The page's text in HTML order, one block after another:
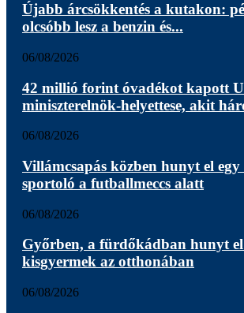
Újabb árcsökkentés a kutakon:
olcsóbb lesz a benzin és...
06/08/2026
42 millió forint óvadékot kapott
miniszterelnök-helyettese, akit
06/08/2026
Villámcsapás közben hunyt el
sportoló a futballmeccs alatt
06/08/2026
Győrben, a fürdőkádban hunyt
kisgyermek az otthonában
06/08/2026